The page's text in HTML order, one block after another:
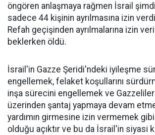
öngören anlaşmaya rağmen İsrail
sadece 44 kişinin ayrılmasına izin
Refah geçişinden ayrılmalarına izin
beklerken öldü.
İsrail'in Gazze Şeridi'ndeki iyileşme
engellemek, felaket koşullarını
inşa sürecini engellemek ve
üzerinden şantaj yapmaya devam
yardımın girmesine izin vermemek gibi
olduğu açıktır ve bu da İsrail'in siyasi